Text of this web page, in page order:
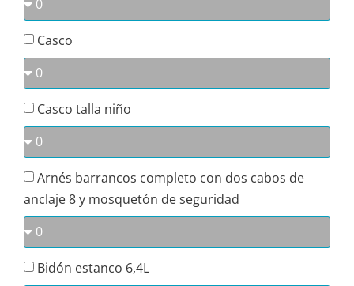
Casco
Casco talla niño
Arnés barrancos completo con dos cabos de
anclaje 8 y mosquetón de seguridad
Bidón estanco 6,4L